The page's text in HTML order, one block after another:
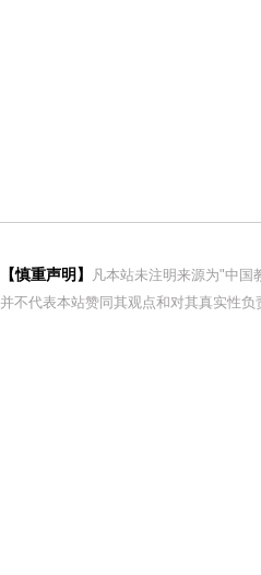
【慎重声明】
凡本站未注明来源为"中
并不代表本站赞同其观点和对其真实性